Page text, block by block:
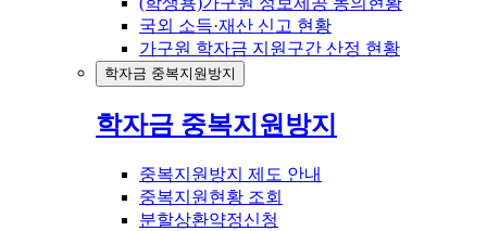
국외 소득·재산 신고 현황
가구원 학자금 지원구간 산정 현황
학자금 중복지원방지
학자금 중복지원방지
중복지원방지 제도 안내
중복지원현황 조회
분할상환약정신청